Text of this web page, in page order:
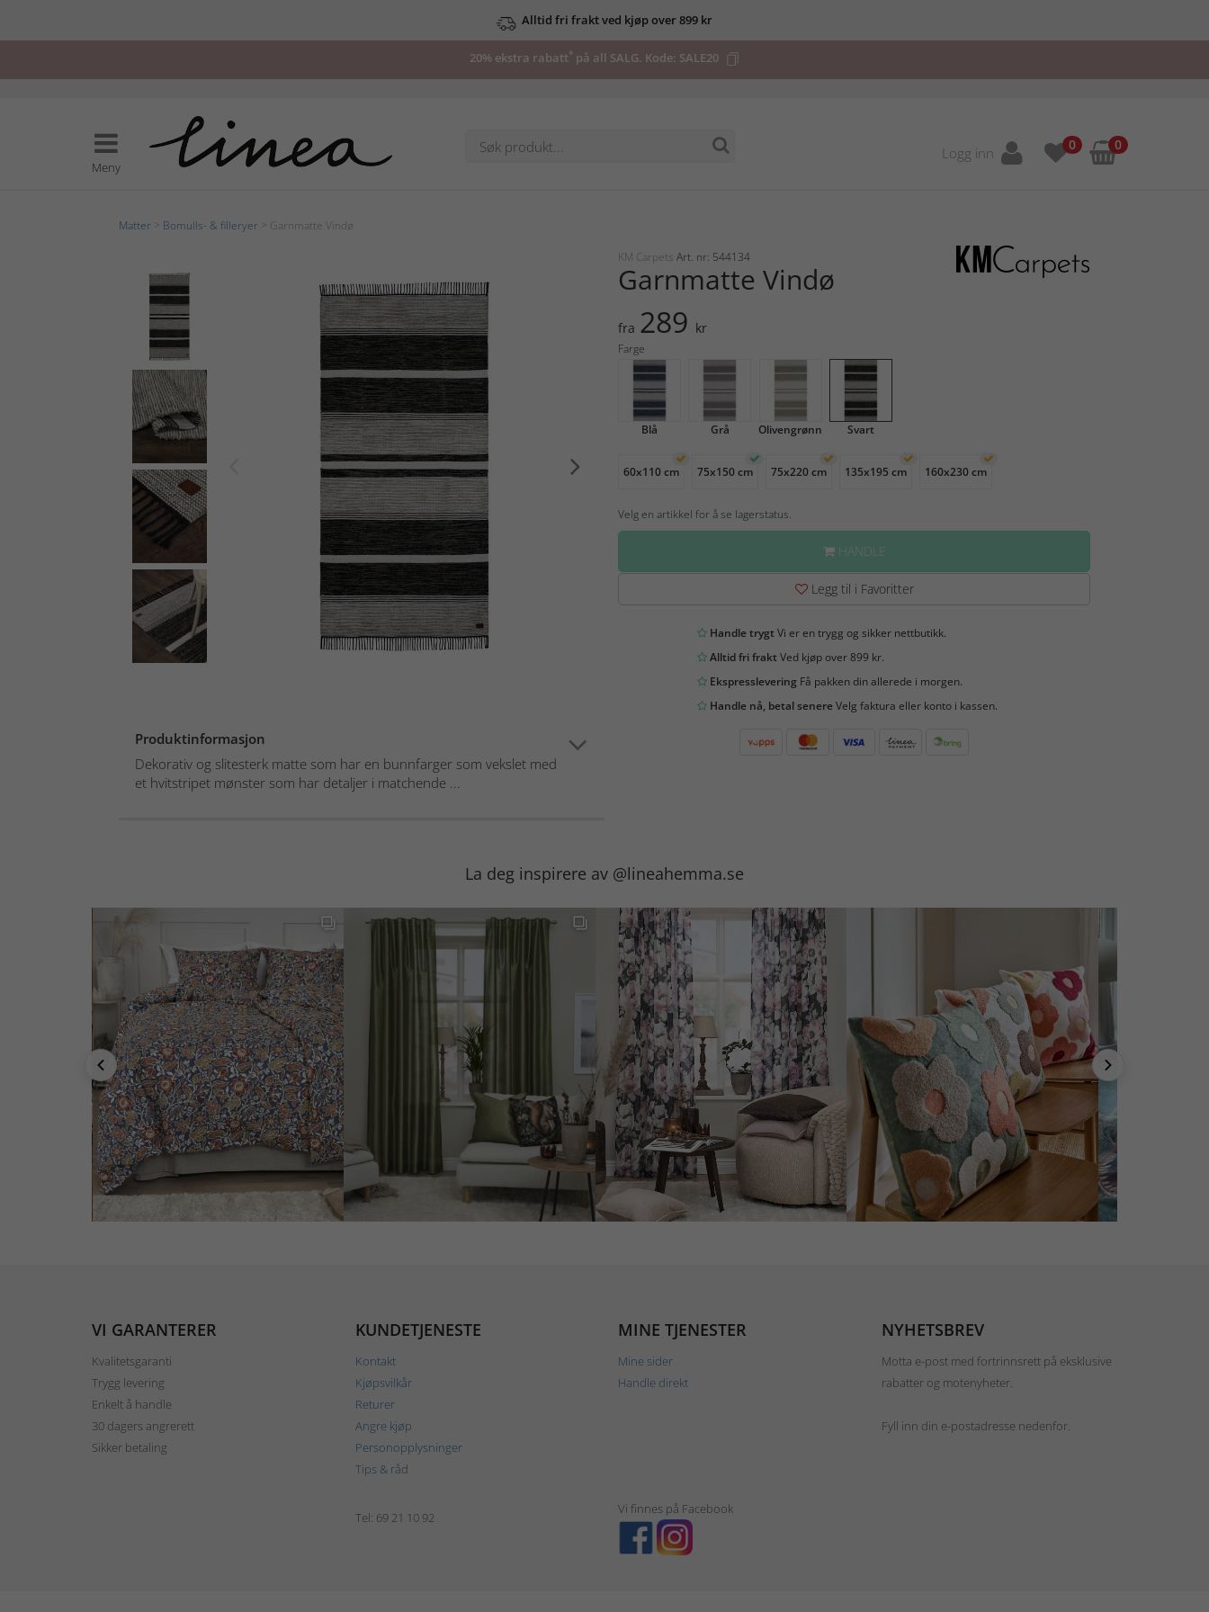
Alltid fri frakt ved kjøp over 899 kr
20% ekstra rabatt* på all SALG. Kode: SALE20
Meny
Logg inn 0 0
Matter Bomulls- & filleryer > Garnmatte Vindø
Produktinformasjon
Dekorativ og slitesterk matte som har en bunnfarger som vekslet med
et hvitstripet mønster som har detaljer i matchende ...
KM Carpets Art. nr: 544134
Garnmatte Vindø
fra 289 kr
Farge
Blå Grå Olivengrønn Svart
60x110 cm 75x150 cm 75x220 cm 135x195 cm 160x230 cm
Velg en artikkel for å se lagerstatus.
HANDLE
Legg til i Favoritter
Handle trygtVi er en trygg og sikker nettbutikk.
Alltid fri fraktVed kjøp over 899 kr.
EkspressleveringFå pakken din allerede i morgen.
Handle nå, betal senereVelg faktura eller konto i kassen.
La deg inspirere av @lineahemma.se
VI GARANTERER
Kvalitetsgaranti
Trygg levering
Enkelt å handle
30 dagers angrerett
Sikker betaling
KUNDETJENESTE
Kontakt
Kjøpsvilkår
Returer
Angre kjøp
Personopplysninger
Tips & råd
MINE TJENESTER
Mine sider
Handle direkt
NYHETSBREV
Motta e-post med fortrinnsrett på eksklusive
rabatter og motenyheter.
Fyll inn din e-postadresse nedenfor.
Tel: 69 21 10 92
Vi finnes på Facebook